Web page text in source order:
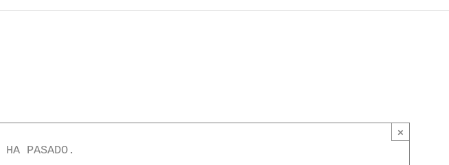
×
HA PASADO.